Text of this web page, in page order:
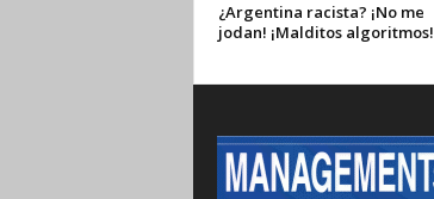
¿Argentina racista? ¡No me
jodan! ¡Malditos algoritmos!